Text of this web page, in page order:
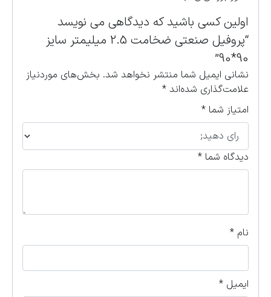
اولین کسی باشید که دیدگاهی می نویسد
“پروفیل صنعتی ضخامت 2.5 میلیمتر سایز
90*90”
نشانی ایمیل شما منتشر نخواهد شد. بخش‌های موردنیاز
علامت‌گذاری شده‌اند *
امتیاز شما *
دیدگاه شما *
نام *
ایمیل *